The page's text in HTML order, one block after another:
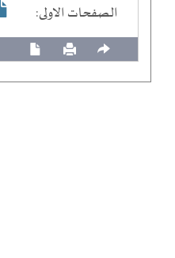
الصفحات الاولى: